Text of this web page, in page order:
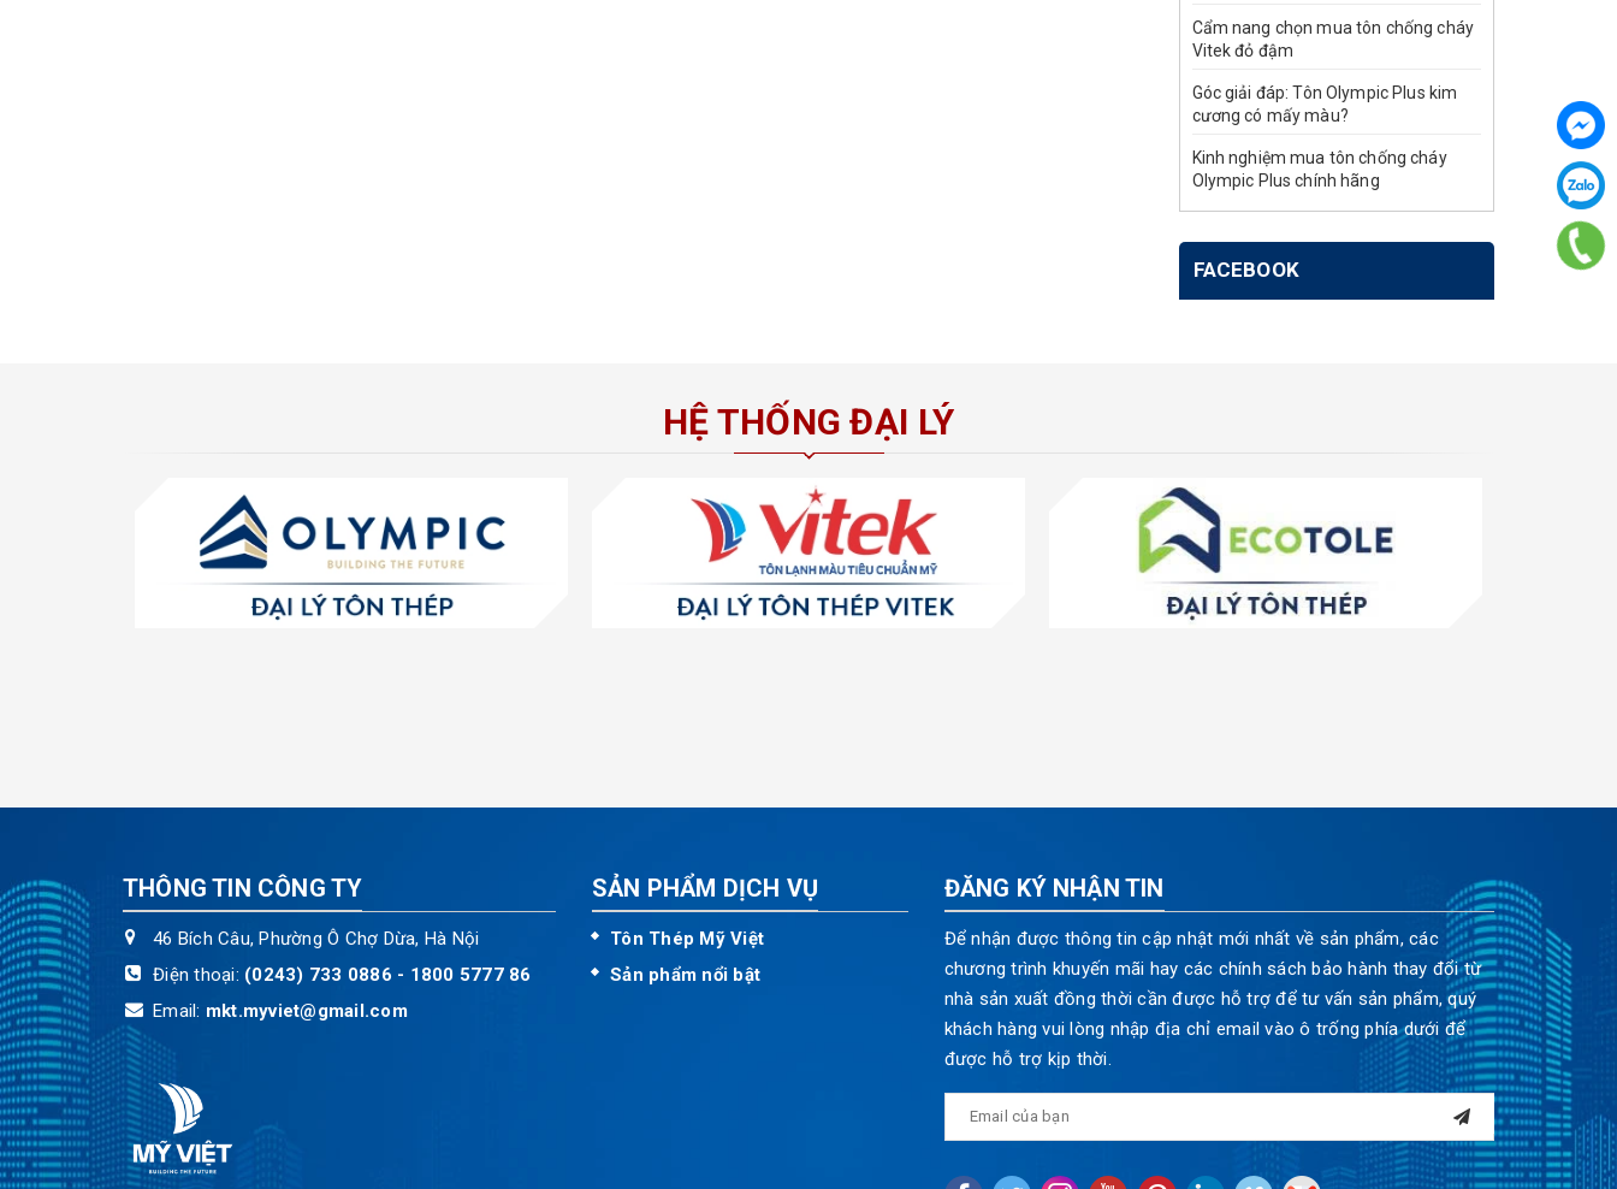
Cẩm nang chọn mua tôn chống cháy
Vitek đỏ đậm
Góc giải đáp: Tôn Olympic Plus kim
cương có mấy màu?
Kinh nghiệm mua tôn chống cháy
Olympic Plus chính hãng
FACEBOOK
HỆ THỐNG ĐẠI LÝ
THÔNG TIN CÔNG TY
46 Bích Câu, Phường Ô Chợ Dừa, Hà Nội
Điện thoại: (0243) 733 0886 - 1800 5777 86
Email: mkt.myviet@gmail.com
SẢN PHẨM DỊCH VỤ
Tôn Thép Mỹ Việt
Sản phẩm nổi bật
ĐĂNG KÝ NHẬN TIN
Để nhận được thông tin cập nhật mới nhất về sản phẩm, các
chương trình khuyến mãi hay các chính sách bảo hành thay đổi từ
nhà sản xuất đồng thời cần được hỗ trợ để tư vấn sản phẩm, quý
khách hàng vui lòng nhập địa chỉ email vào ô trống phía dưới để
được hỗ trợ kịp thời.